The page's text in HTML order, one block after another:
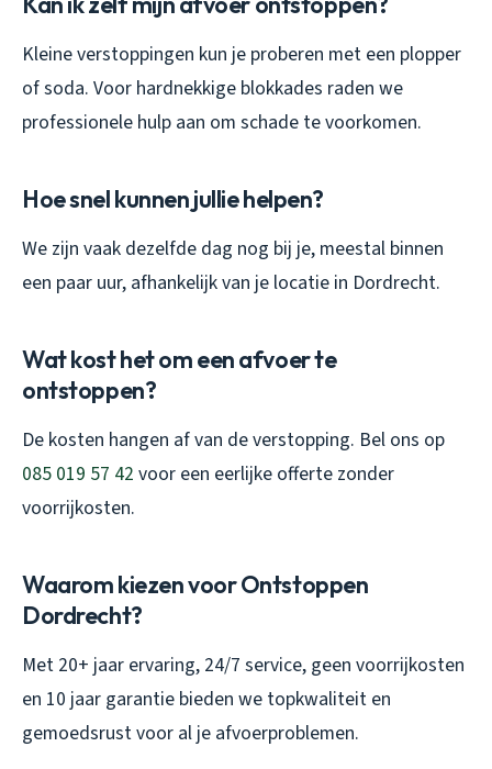
Kleine verstoppingen kun je proberen met een plopper
of soda. Voor hardnekkige blokkades raden we
professionele hulp aan om schade te voorkomen.
Hoe snel kunnen jullie helpen?
We zijn vaak dezelfde dag nog bij je, meestal binnen
een paar uur, afhankelijk van je locatie in Dordrecht.
Wat kost het om een afvoer te
ontstoppen?
De kosten hangen af van de verstopping. Bel ons op
085 019 57 42 voor een eerlijke offerte zonder
voorrijkosten.
Waarom kiezen voor Ontstoppen
Dordrecht?
Met 20+ jaar ervaring, 24/7 service, geen voorrijkosten
en 10 jaar garantie bieden we topkwaliteit en
gemoedsrust voor al je afvoerproblemen.